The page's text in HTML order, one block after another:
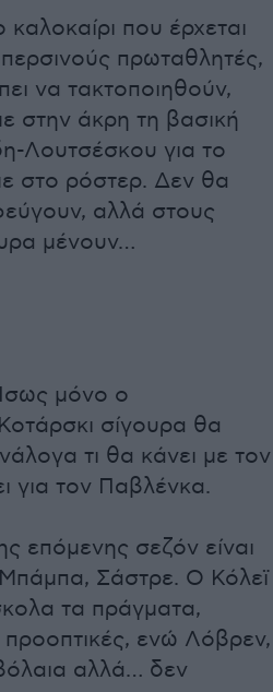
που έρχεται
πρωταθλητές,
να τακτοποιηθούν,
στην άκρη τη βασική
Λουτσέσκου για το
στο ρόστερ. Δεν θα
αλλά στους
μένουν…
μόνο ο
σίγουρα θα
τι θα κάνει με τον
για τον Παβλένκα.
επόμενης σεζόν είναι
Μπάμπα, Σάστρε. Ο Κόλεϊ
τα πράγματα,
προοπτικές, ενώ Λόβρεν,
αλλά… δεν